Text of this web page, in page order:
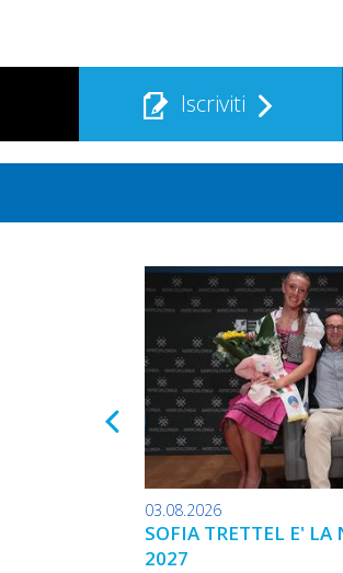
Iscriviti
03.08.2026
SOFIA TRETTEL E'
2027